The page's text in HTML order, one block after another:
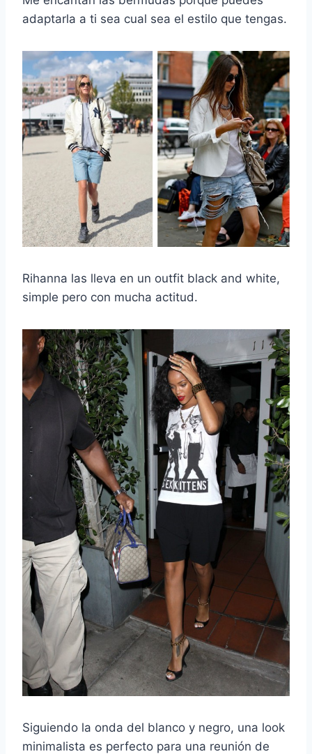
adaptarla a ti sea cual sea el estilo que tengas.
Rihanna las lleva en un outfit black and white,
simple pero con mucha actitud.
Siguiendo la onda del blanco y negro, una look
minimalista es perfecto para una reunión de